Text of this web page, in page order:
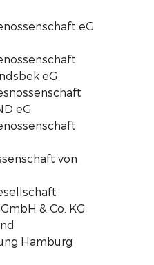
eG
eG
eG
von
& Co. KG
Hamburg